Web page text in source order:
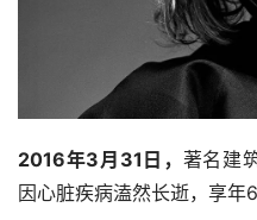
2016年3月31日， 著名建
因心脏疾病溘然长逝，享年